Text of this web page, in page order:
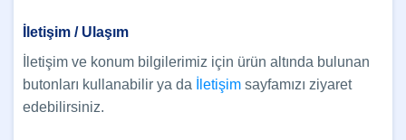
İletişim / Ulaşım
İletişim ve konum bilgilerimiz için ürün altında bulunan
butonları kullanabilir ya da
İletişim sayfamızı ziyaret
edebilirsiniz.